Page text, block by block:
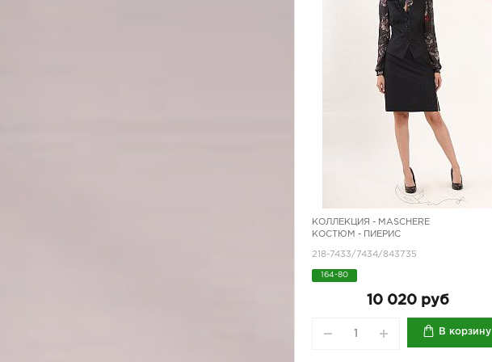
КОЛЛЕКЦИЯ - MASCHERE
КОСТЮМ - ПИЕРИС
218-7433/7434/843735
164-80
10 020 руб
В корзину